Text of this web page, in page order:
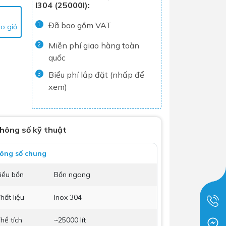
Tủ lạnh
Máy rửa chén
Nồi chiên không dầu
Nồi cơm điện
Gia dụng
Dịch Vụ Lắp Đặt Thiết Bị Nhà Bếp
Lộc Nghi Cần Thơ – Chuyên
Nghiệp và Tận Tâm
Dịch Vụ Lắp Đặt Thiết Bị Ngành
Nước Lộc Nghi Cần Thơ – Chuyên
Dịch Vụ Lắp Đặt Sen Vòi và Phụ
Chuyên Nghiệp và Tận Tâm
giỏ
I304 (25000l):
1 Đã bao gồm VAT
2
Miễn phí giao hàng toàn
quốc
3
Biểu phí lắp đặt (nhấp để
xem)
số kỹ thuật
số chung
bồn Bồn ngang
liệu Inox 304
tích ~25000 lít